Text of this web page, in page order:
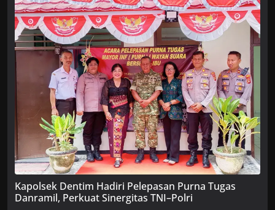
Kapolsek Dentim Hadiri Pelepasan Purna Tugas
Danramil, Perkuat Sinergitas TNI–Polri